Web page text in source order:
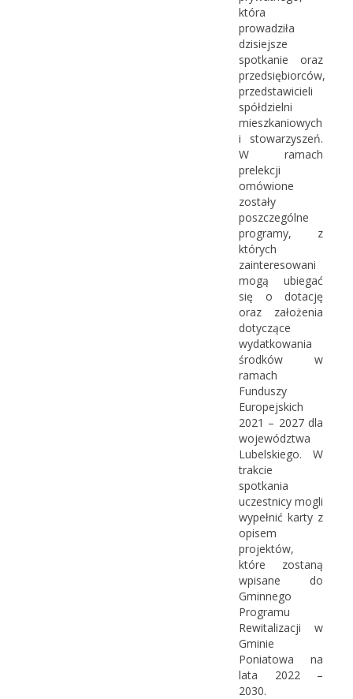
która
prowadziła
dzisiejsze
spotkanie oraz
przedsiębiorców,
przedstawicieli
spółdzielni
mieszkaniowych
i stowarzyszeń.
W ramach
prelekcji
omówione
zostały
poszczególne
programy, z
których
zainteresowani
mogą ubiegać
się o dotację
oraz założenia
dotyczące
wydatkowania
środków w
ramach
Funduszy
Europejskich
2021 – 2027 dla
województwa
Lubelskiego. W
trakcie
spotkania
uczestnicy mogli
wypełnić karty z
opisem
projektów,
które zostaną
wpisane do
Gminnego
Programu
Rewitalizacji w
Gminie
Poniatowa na
lata 2022 –
2030.